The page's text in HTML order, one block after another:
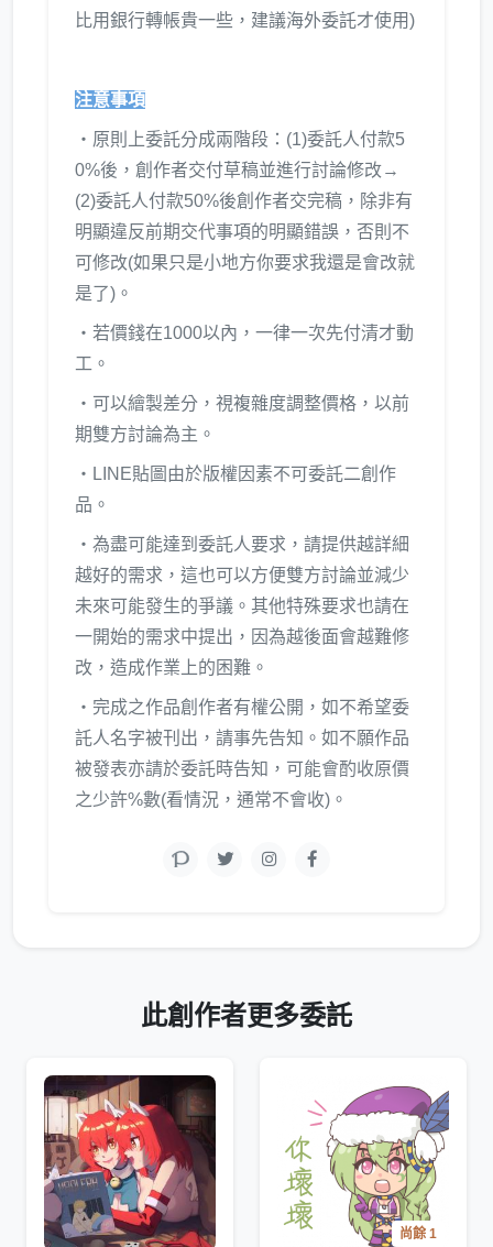
比用銀行轉帳貴一些，建議海外委託才使用)
注意事項
‧原則上委託分成兩階段：(1)委託人付款5
0%後，創作者交付草稿並進行討論修改→
(2)委託人付款50%後創作者交完稿，除非有
明顯違反前期交代事項的明顯錯誤，否則不
可修改(如果只是小地方你要求我還是會改就
是了)。
‧若價錢在1000以內，一律一次先付清才動
工。
‧可以繪製差分，視複雜度調整價格，以前
期雙方討論為主。
‧LINE貼圖由於版權因素不可委託二創作
品。
‧為盡可能達到委託人要求，請提供越詳細
越好的需求，這也可以方便雙方討論並減少
未來可能發生的爭議。其他特殊要求也請在
一開始的需求中提出，因為越後面會越難修
改，造成作業上的困難。
‧完成之作品創作者有權公開，如不希望委
託人名字被刊出，請事先告知。如不願作品
被發表亦請於委託時告知，可能會酌收原價
之少許%數(看情況，通常不會收)。
此創作者更多委託
尚餘 1